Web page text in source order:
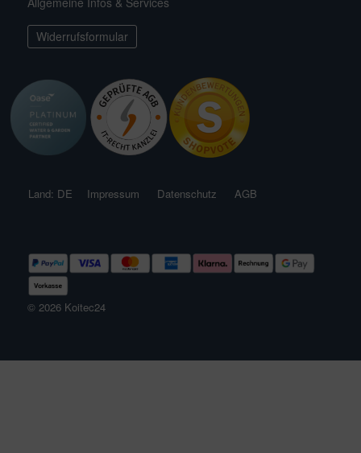
Widerrufsformular
© 2026 Koitec24
Land: DE Impressum Datenschutz AGB
für Teichfilter
& Wasserspiele